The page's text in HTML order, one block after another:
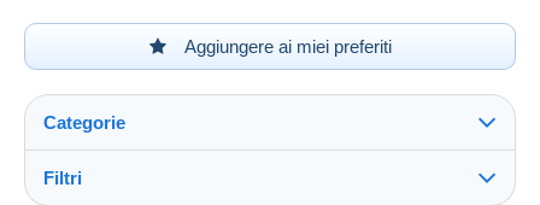
Aggiungere ai miei preferiti
Categorie
Filtri